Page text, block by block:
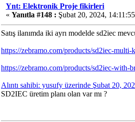
Ynt: Elektronik Proje fikirleri
« Yanıtla #148 : Şubat 20, 2024,
Satış ilanımda iki ayrı modelde sd2iec
https://zebramo.com/products/sd2iec-multi-
https://zebramo.com/products/sd2iec-with-
Alıntı sahibi: yusufy üzerinde Şubat 20,
SD2IEC üretim planı olan var mı ?